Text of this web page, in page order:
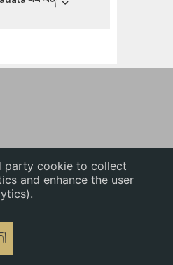
party cookie to collect
and enhance the user